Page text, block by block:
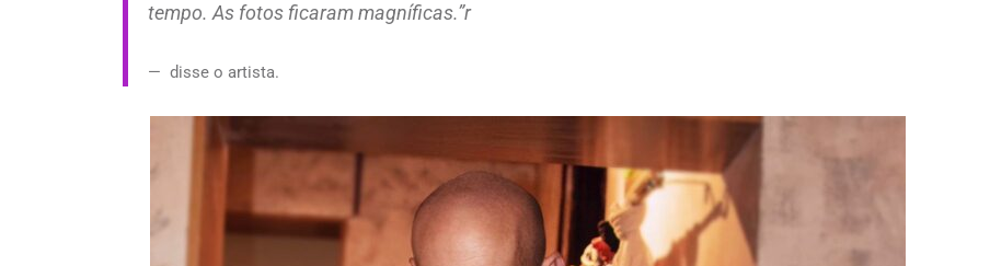
tempo. As fotos ficaram magníficas.”r
disse o artista.